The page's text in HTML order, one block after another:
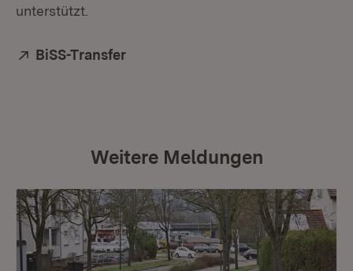
unterstützt.
Extern:
BiSS-Transfer
Weitere Meldungen